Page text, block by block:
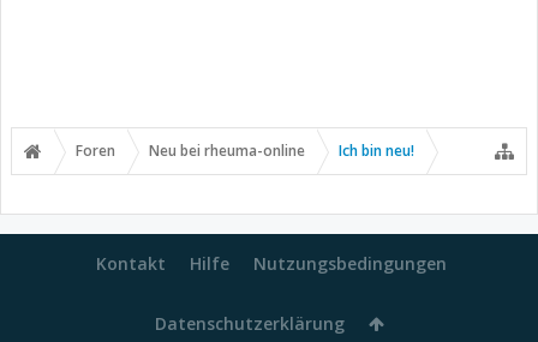
Foren Neu bei rheuma-online Ich bin neu!
Kontakt Hilfe Nutzungsbedingungen
Datenschutzerklärung